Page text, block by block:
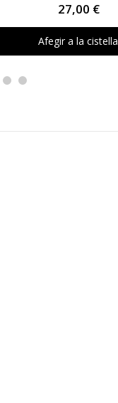
27,00 €
Afegir a la cistella